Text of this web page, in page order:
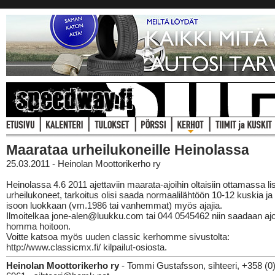
Maarataa urheilukoneille Heinolassa
25.03.2011 - Heinolan Moottorikerho ry
Heinolassa 4.6 2011 ajettaviin maarata-ajoihin oltaisiin ottamassa
urheilukoneet, tarkoitus olisi saada normaalilähtöön 10-12 kuskia
isoon luokkaan (vm.1986 tai vanhemmat) myös ajajia.
Ilmoitelkaa jone-alen@luukku.com tai 044 0545462 niin saadaan
homma hoitoon.
Voitte katsoa myös uuden classic kerhomme sivustolta:
http://www.classicmx.fi/ kilpailut-osiosta.
Heinolan Moottorikerho ry - Tommi Gustafsson, sihteeri, +358